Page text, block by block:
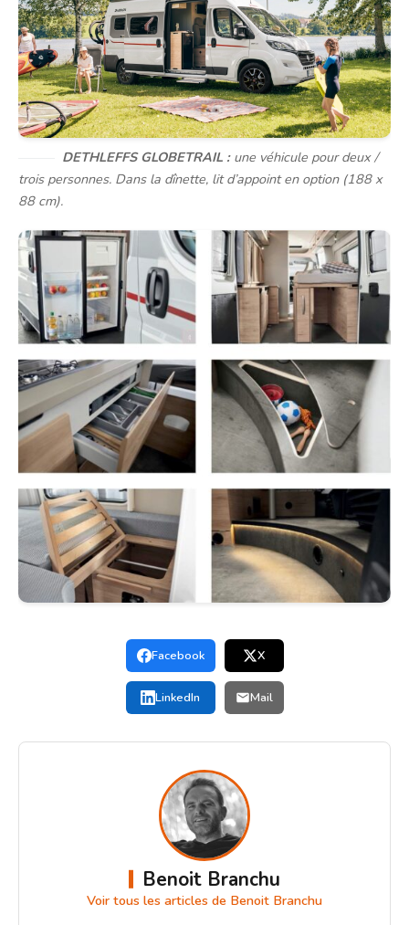
DETHLEFFS GLOBETRAIL : une véhicule pour deux /
trois personnes. Dans la dînette, lit d’appoint en option (188 x
88 cm).
Facebook X
LinkedIn Mail
Benoit Branchu
Voir tous les articles de Benoit Branchu